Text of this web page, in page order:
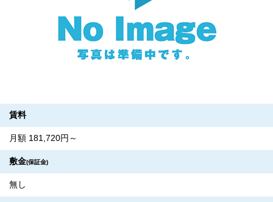
賃料
月額 181,720円～
敷金(保証金)
無し